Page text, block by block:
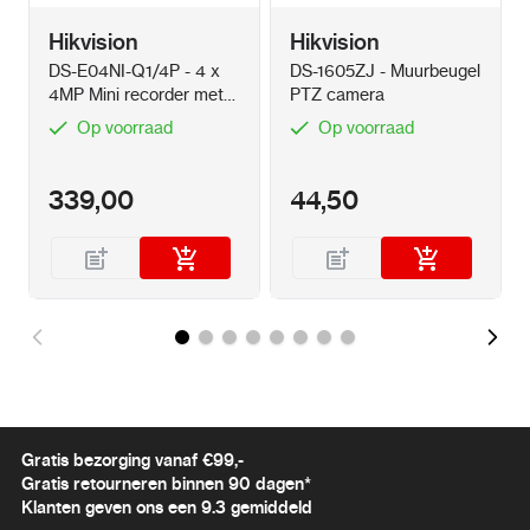
Face Detection
Deep Learning Function
Perimeter Protection
Support alarm triggering by specified
target types (human and vehicle)
PoE: (802.3af, 36 V to 57 V), Class 3, 0.12 A
to 0.07 A, max. 4.2 W
Hikvision
DS-E04NI-Q1/4P - 4 x
4MP Mini recorder met
1TB SSD met PoE
Op voorraad
339,00
Hikvision
DS-1605ZJ - Muurbeugel
PTZ camera
Op voorraad
44,50
Gratis bezorging vanaf €99,-
Gratis retourneren binnen 90 dagen*
Klanten geven ons een 9.3 gemiddeld